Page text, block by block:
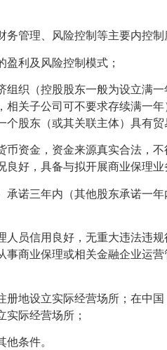
务管理、风险控制等主要内控制
盈利及风险控制模式；
组织（控股股东一般为设立满
相关子公司可不要求存续满一
股东（或其关联主体）具有
币资金，资金来源真实合法，
好，具备与拟开展商业保理
承诺三年内（其他股东承诺一
人员信用良好，无重大违法违
事商业保理或相关金融企业运
册地设立实际经营场所；在中
际经营场所；
条件。